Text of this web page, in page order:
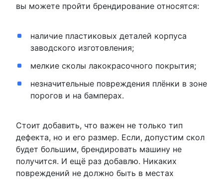
вы можете пройти брендирование относятся:
наличие пластиковых деталей корпуса
заводского изготовления;
мелкие сколы лакокрасочного покрытия;
незначительные повреждения плёнки в зоне
порогов и на бамперах.
Стоит добавить, что важен не только тип
дефекта, но и его размер. Если, допустим скол
будет большим, брендировать машину не
получится. И ещё раз добавлю. Никаких
повреждений не должно быть в местах